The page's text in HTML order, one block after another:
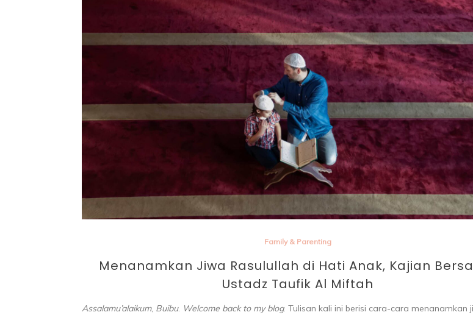
Family & Parenting
Menanamkan Jiwa Rasulullah di Hati Anak, Kajian
Ustadz Taufik Al Miftah
Assalamu’alaikum, Buibu. Welcome back to my blog. Tulisan kali ini berisi cara-cara menanamkan